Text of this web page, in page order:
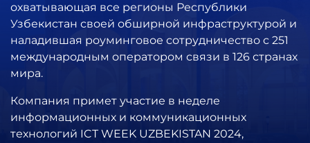
охватывающая все регионы Республики
Узбекистан своей обширной инфраструктурой и
наладившая роуминговое сотрудничество с 251
международным оператором связи в 126 странах
мира.
Компания примет участие в неделе
информационных и коммуникационных
технологий ICT WEEK UZBEKISTAN 2024,